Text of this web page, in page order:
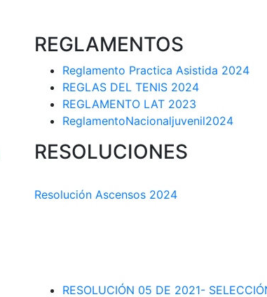
REGLAMENTOS
Reglamento Practica Asistida 2024
REGLAS DEL TENIS 2024
REGLAMENTO LAT 2023
ReglamentoNacionaljuvenil2024
RESOLUCIONES
Resolución Ascensos 2024
RESOLUCIÓN 05 DE 2021-